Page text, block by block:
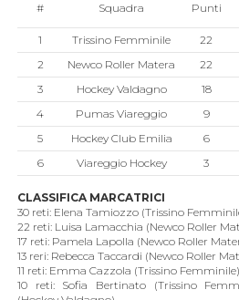
#
Squadra Punti
1
Trissino Femminile 22
2
Newco Roller Matera 22
3
Hockey Valdagno 18
4
Pumas Viareggio 9
5
Hockey Club Emilia 6
6
Viareggio Hockey 3
CLASSIFICA MARCATRICI
30 reti: Elena Tamiozzo (Trissino
22 reti: Luisa Lamacchia (Newco Roller
17 reti: Pamela Lapolla (Newco Roller
13 reri: Rebecca Taccardi (Newco Roller
11 reti: Emma Cazzola (Trissino Femminile)
10 reti: Sofia Bertinato (Trissino